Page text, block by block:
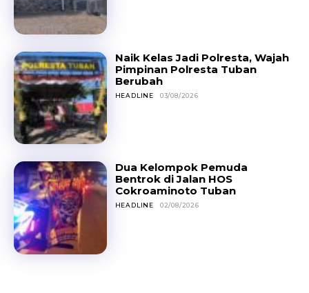
Naik Kelas Jadi Polresta, Wajah
Pimpinan Polresta Tuban
Berubah
HEADLINE 03/08/2026
Dua Kelompok Pemuda
Bentrok di Jalan HOS
Cokroaminoto Tuban
HEADLINE 02/08/2026